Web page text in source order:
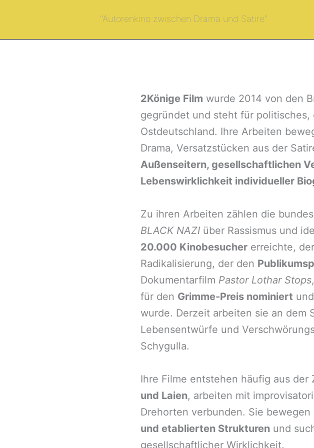
content
"Autorenkino zwischen Drama und Satire"
2Könige Film wurde 2014 von den
gegründet und steht für
Ostdeutschland. Ihre Arbeiten
Drama, Versatzstücken aus der
Außenseitern, gesellschaftlichen
Lebenswirklichkeit individueller
Zu ihren Arbeiten zählen die
BLACK NAZI über Rassismus und
20.000 Kinobesuchererreichte,
Radikalisierung, der den
Dokumentarfilm Pastor Lothar Stops,
für den Grimme-Preis nominiert
wurde. Derzeit arbeiten sie an dem
Lebensentwürfe und
Schygulla.
Ihre Filme entstehen häufig aus der
und Laien, arbeiten mit
Drehorten verbunden. Sie bewegen
und etablierten Strukturenund
gesellschaftlicher Wirklichkeit.